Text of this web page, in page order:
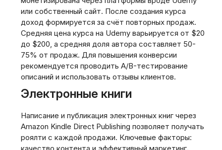
или собственный сайт. После создания курса
доход формируется за счёт повторных продаж.
Средняя цена курса на Udemy варьируется от $20
до $200, а средняя доля автора составляет 50-
75% от продаж. Для повышения конверсии
рекомендуется проводить A/B-тестирование
описаний и использовать отзывы клиентов.
Электронные книги
Написание и публикация электронных книг через
Amazon Kindle Direct Publishing позволяет получать
роялти с каждой продажи. Ключевые факторы: